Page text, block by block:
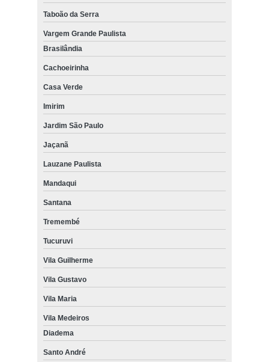
Taboão da Serra
Vargem Grande Paulista
Brasilândia
Cachoeirinha
Casa Verde
Imirim
Jardim São Paulo
Jaçanã
Lauzane Paulista
Mandaqui
Santana
Tremembé
Tucuruvi
Vila Guilherme
Vila Gustavo
Vila Maria
Vila Medeiros
Diadema
Santo André